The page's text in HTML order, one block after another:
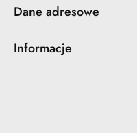
Dane adresowe
Informacje